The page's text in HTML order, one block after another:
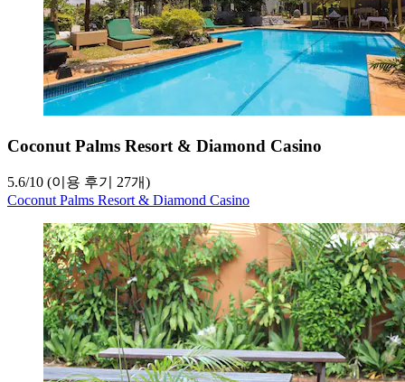
Coconut Palms Resort & Diamond Casino
5.6/10 (이용 후기 27개)
Coconut Palms Resort & Diamond Casino